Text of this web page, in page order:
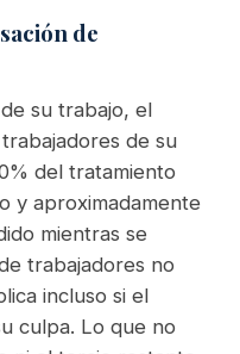
de
su trabajo, el
de su
del tratamiento
y aproximadamente
mientras se
trabajadores no
incluso si el
culpa. Lo que no